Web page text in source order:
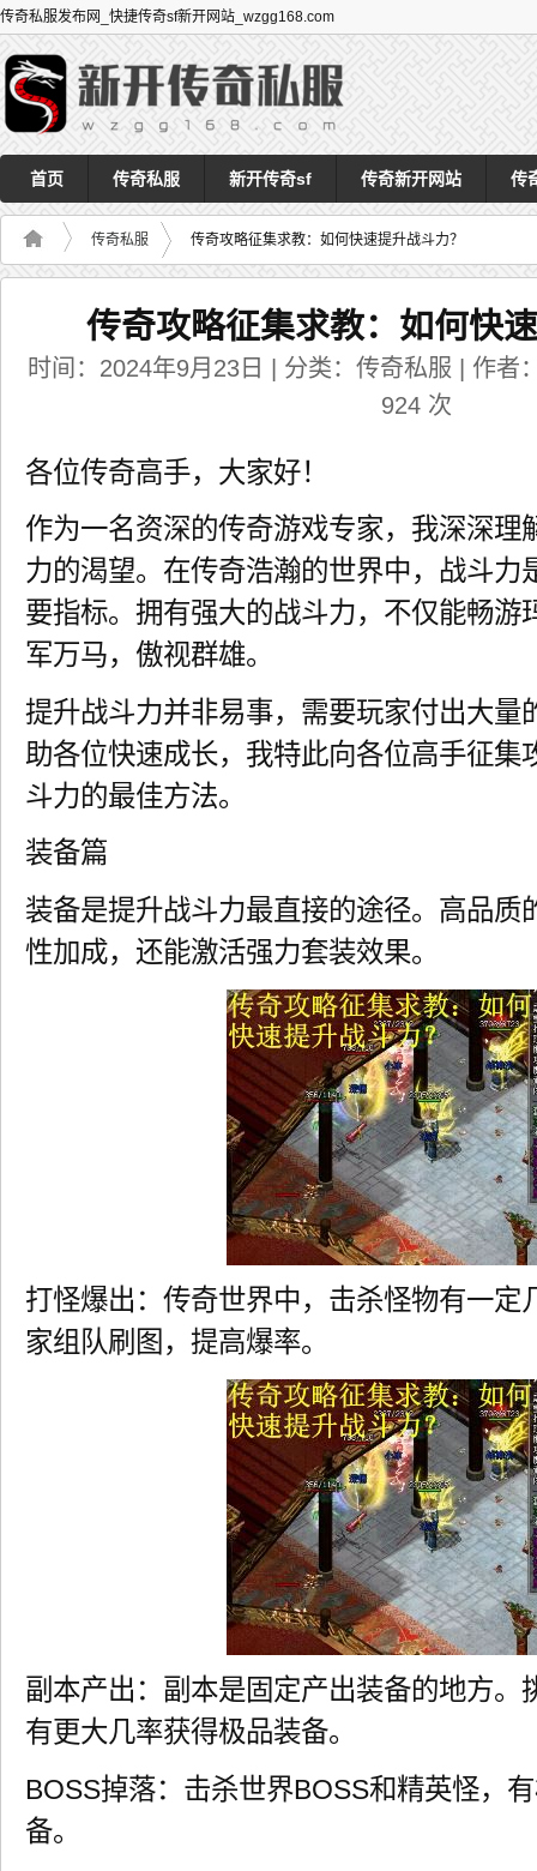
传奇私服发布网_快捷传奇sf新开网站_wzgg168.com
首页 传奇私服 新开传奇sf 传奇新开网站 传
传奇私服 传奇攻略征集求教：如何快速提升战斗力？
传奇攻略征集求教：如何快
时间：2024年9月23日 | 分类：传奇私服 | 作者
924 次
各位传奇高手，大家好！
作为一名资深的传奇游戏专家，我深深理
力的渴望。在传奇浩瀚的世界中，战斗力
要指标。拥有强大的战斗力，不仅能畅游
军万马，傲视群雄。
提升战斗力并非易事，需要玩家付出大量
助各位快速成长，我特此向各位高手征集
斗力的最佳方法。
装备篇
装备是提升战斗力最直接的途径。高品质
性加成，还能激活强力套装效果。
打怪爆出：传奇世界中，击杀怪物有一定
家组队刷图，提高爆率。
副本产出：副本是固定产出装备的地方。
有更大几率获得极品装备。
BOSS掉落：击杀世界BOSS和精英怪，
备。